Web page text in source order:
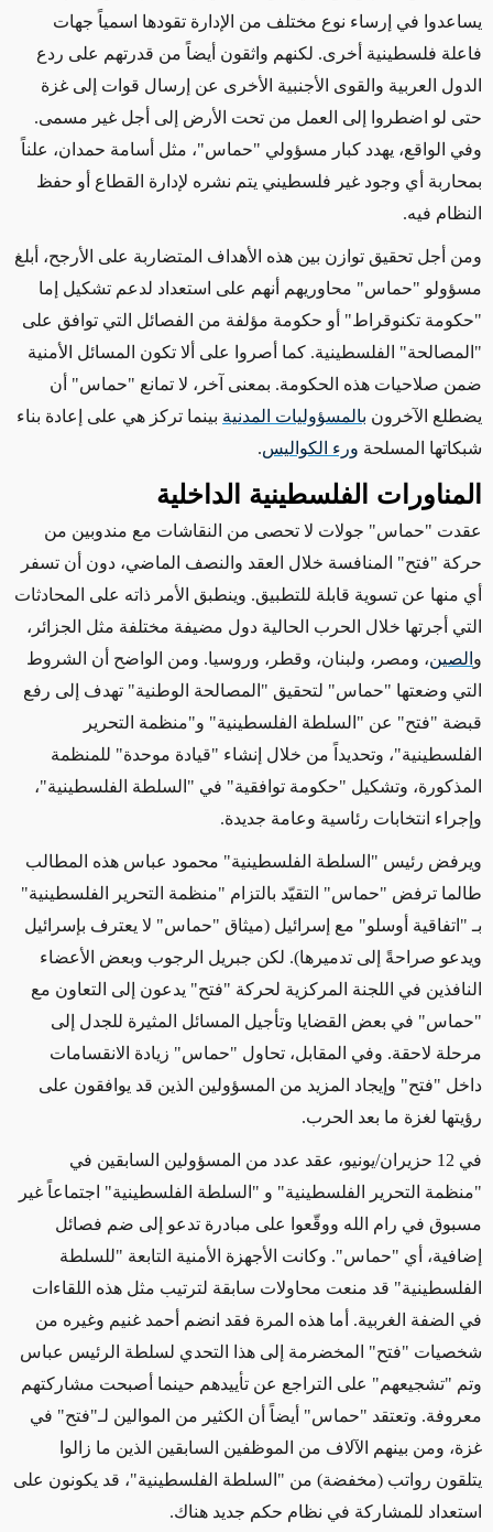
يساعدوا في إرساء نوع مختلف من الإدارة تقودها اسمياً جهات
فاعلة فلسطينية أخرى. لكنهم واثقون أيضاً من قدرتهم على ردع
الدول العربية والقوى الأجنبية الأخرى عن إرسال قوات إلى غزة
حتى لو اضطروا إلى العمل من تحت الأرض إلى أجل غير مسمى.
وفي الواقع، يهدد كبار مسؤولي "حماس"، مثل أسامة حمدان، علناً
بمحاربة أي وجود غير فلسطيني يتم نشره لإدارة القطاع أو حفظ
النظام فيه.
ومن أجل تحقيق توازن بين هذه الأهداف المتضاربة على الأرجح، أبلغ
مسؤولو "حماس" محاوريهم أنهم على استعداد لدعم تشكيل إما
"حكومة تكنوقراط" أو حكومة مؤلفة من الفصائل التي توافق على
"المصالحة" الفلسطينية. كما أصروا على ألا تكون المسائل الأمنية
ضمن صلاحيات هذه الحكومة. بمعنى آخر ، لا تمانع "حماس" أن
يضطلع الآخرون بالمسؤوليات المدنية بينما تركز هي على إعادة بناء
شبكاتها المسلحة ورء الكواليس.
المناورات الفلسطينية الداخلية
عقدت "حماس" جولات لا تحصى من النقاشات مع مندوبين من
حركة "فتح" المنافسة خلال العقد والنصف الماضي، دون أن تسفر
أي منها عن تسوية قابلة للتطبيق. وينطبق الأمر ذاته على المحادثات
التي أجرتها خلال الحرب الحالية دول مضيفة مختلفة مثل الجزائر،
و الصين، ومصر، ولبنان، وقطر، وروسيا. ومن الواضح أن الشروط
التي وضعتها "حماس" لتحقيق "المصالحة الوطنية" تهدف إلى رفع
قبضة "فتح" عن "السلطة الفلسطينية" و"منظمة التحرير
الفلسطينية"، وتحديداً من خلال إنشاء "قيادة موحدة" للمنظمة
المذكورة، وتشكيل "حكومة توافقية" في "السلطة الفلسطينية"،
وإجراء انتخابات رئاسية وعامة جديدة.
ويرفض رئيس "السلطة الفلسطينية" محمود عباس هذه المطالب
طالما ترفض "حماس" التقيّد بالتزام "منظمة التحرير الفلسطينية"
بـ "اتفاقية أوسلو" مع إسرائيل (ميثاق "حماس" لا يعترف بإسرائيل
ويدعو صراحةً إلى تدميرها). لكن جبريل الرجوب وبعض الأعضاء
النافذين في اللجنة المركزية لحركة "فتح" يدعون إلى التعاون مع
"حماس" في بعض القضايا وتأجيل المسائل المثيرة للجدل إلى
مرحلة لاحقة. وفي المقابل، تحاول "حماس" زيادة الانقسامات
داخل "فتح" وإيجاد المزيد من المسؤولين الذين قد يوافقون على
رؤيتها لغزة ما بعد الحرب.
في 12 حزيران/يونيو، عقد عدد من المسؤولين السابقين في
"منظمة التحرير الفلسطينية" و "السلطة الفلسطينية" اجتماعاً غير
مسبوق في رام الله ووقّعوا على مبادرة تدعو إلى ضم فصائل
إضافية، أي "حماس". وكانت الأجهزة الأمنية التابعة "للسلطة
الفلسطينية" قد منعت محاولات سابقة لترتيب مثل هذه اللقاءات
في الضفة الغربية. أما هذه المرة فقد انضم أحمد غنيم وغيره من
شخصيات "فتح" المخضرمة إلى هذا التحدي لسلطة الرئيس عباس
وتم "تشجيعهم" على التراجع عن تأييدهم حينما أصبحت مشاركتهم
معروفة. وتعتقد "حماس" أيضاً أن الكثير من الموالين لـ"فتح" في
غزة، ومن بينهم الآلاف من الموظفين السابقين الذين ما زالوا
يتلقون رواتب (مخفضة) من "السلطة الفلسطينية"، قد يكونون على
استعداد للمشاركة في نظام حكم جديد هناك.